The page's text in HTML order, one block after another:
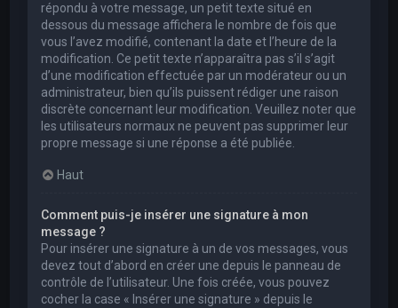
répondu à votre message, un petit texte situé en
dessous du message affichera le nombre de fois que
vous l’avez modifié, contenant la date et l’heure de la
modification. Ce petit texte n’apparaîtra pas s’il s’agit
d’une modification effectuée par un modérateur ou un
administrateur, bien qu’ils puissent rédiger une raison
discrète concernant leur modification. Veuillez noter que
les utilisateurs normaux ne peuvent pas supprimer leur
propre message si une réponse a été publiée.
Haut
Comment puis-je insérer une signature à mon
message ?
Pour insérer une signature à un de vos messages, vous
devez tout d’abord en créer une depuis le panneau de
contrôle de l’utilisateur. Une fois créée, vous pouvez
cocher la case « Insérer une signature » depuis le